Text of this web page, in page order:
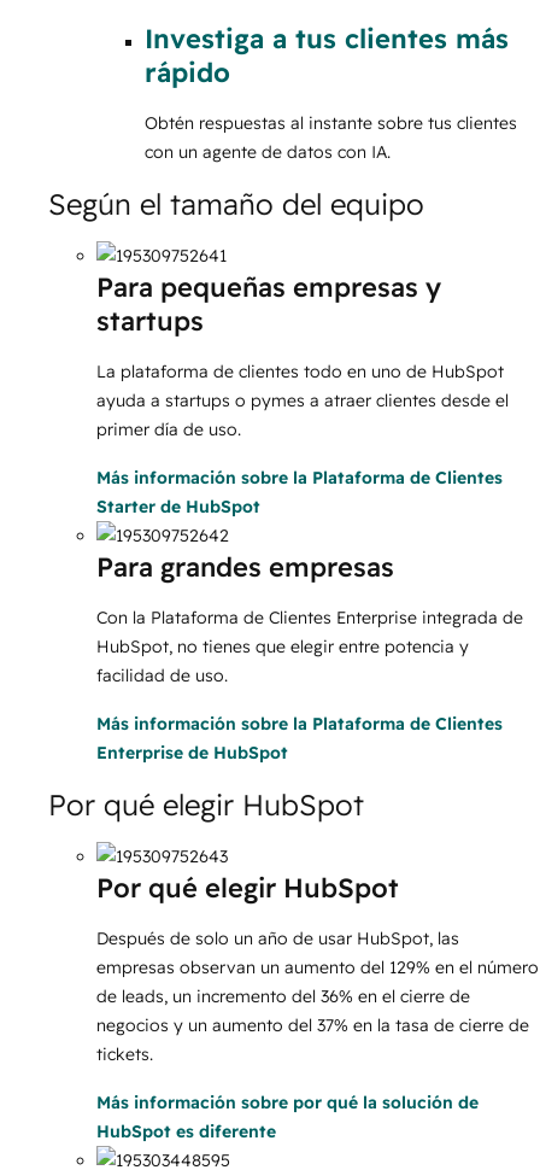
Investiga a tus clientes más
rápido
Obtén respuestas al instante sobre tus clientes
con un agente de datos con IA.
Según el tamaño del equipo
Para pequeñas empresas y
startups
La plataforma de clientes todo en uno de HubSpot
ayuda a startups o pymes a atraer clientes desde el
primer día de uso.
Más información sobre la Plataforma de Clientes
Starter de HubSpot
Para grandes empresas
Con la Plataforma de Clientes Enterprise integrada de
HubSpot, no tienes que elegir entre potencia y
facilidad de uso.
Más información sobre la Plataforma de Clientes
Enterprise de HubSpot
Por qué elegir HubSpot
Por qué elegir HubSpot
Después de solo un año de usar HubSpot, las
empresas observan un aumento del 129% en el número
de leads, un incremento del 36% en el cierre de
negocios y un aumento del 37% en la tasa de cierre de
tickets.
Más información sobre por qué la solución de
HubSpot es diferente